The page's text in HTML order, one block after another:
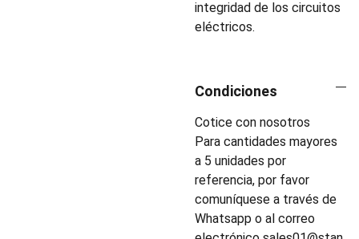
integridad de los circuitos
eléctricos.
Condiciones
Cotice con nosotros
Para cantidades mayores
a 5 unidades por
referencia, por favor
comuníquese a través de
Whatsapp o al correo